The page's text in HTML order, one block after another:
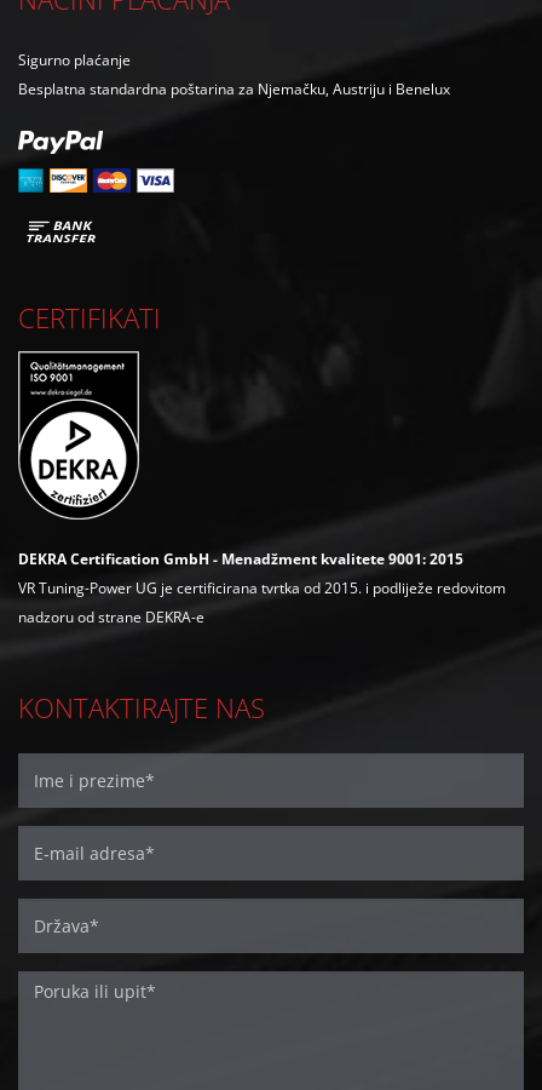
Sigurno plaćanje
Besplatna standardna poštarina za Njemačku, Austriju i Benelux
CERTIFIKATI
DEKRA Certification GmbH - Menadžment kvalitete 9001: 2015
VR Tuning-Power UG je certificirana tvrtka od 2015. i podliježe redovitom
nadzoru od strane DEKRA-e
KONTAKTIRAJTE NAS